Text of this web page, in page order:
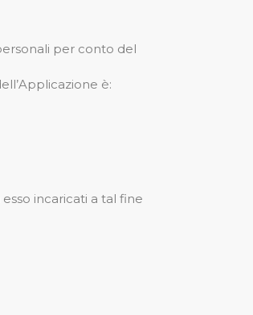
per conto del
è:
incaricati a tal fine